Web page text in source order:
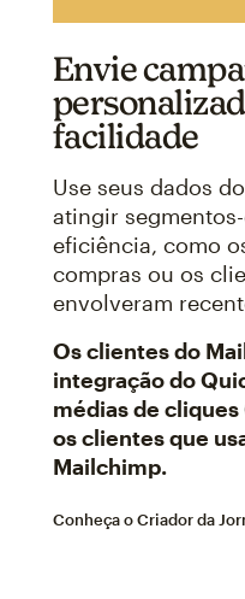
Envie
facilidade
Use seus dados
atingir
eficiência, como
compras ou os
envolveram
Os clientes do
integração do
médias de cliques
os clientes que
Mailchimp.
Conheça o Criador da